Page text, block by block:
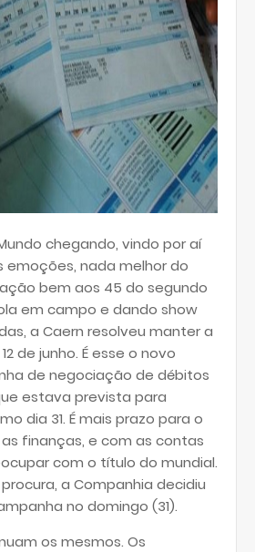
chegando, vindo por aí
emoções, nada melhor do
bem aos 45 do segundo
em campo e dando show
a Caern resolveu manter a
de junho. É esse o novo
de negociação de débitos
estava prevista para
dia 31. É mais prazo para o
finanças, e com as contas
com o título do mundial.
a Companhia decidiu
no domingo (31).
os mesmos. Os